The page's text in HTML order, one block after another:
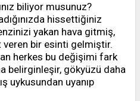
biliyor musunuz?
hissettiğiniz
yakan hava gitmiş,
veren bir esinti gelmiştir.
herkes bu değişimi fark
belirginleşir, gökyüzü daha
uykusundan uyanıp